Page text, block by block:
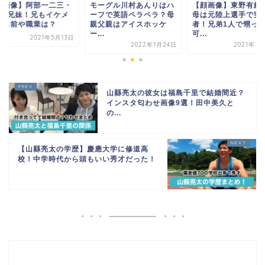
グル川村あんりはハ
で英語ペラペラ？母
親はアイスホッケ
【顔画像】東野有紗の父
母は元陸上選手で実力
者！兄弟1人で甥っ子が
可...
2021年7月25日
【顔画像】阿部一二
詩は3兄妹！兄もイ
ンで名前や職業は？
山縣亮太の彼女は福島千里で結婚間近？
インスタ匂わせ画像9選！田中美久と
の...
【山縣亮太の学歴】慶應大学に修道高
校！中学時代から頭もいい秀才だった！